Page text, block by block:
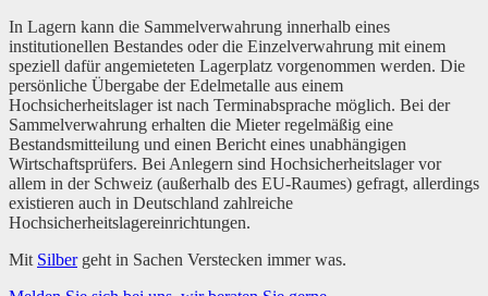
In Lagern kann die Sammelverwahrung innerhalb eines
institutionellen Bestandes oder die Einzelverwahrung mit einem
speziell dafür angemieteten Lagerplatz vorgenommen werden. Die
persönliche Übergabe der Edelmetalle aus einem
Hochsicherheitslager ist nach Terminabsprache möglich. Bei der
Sammelverwahrung erhalten die Mieter regelmäßig eine
Bestandsmitteilung und einen Bericht eines unabhängigen
Wirtschaftsprüfers. Bei Anlegern sind Hochsicherheitslager vor
allem in der Schweiz (außerhalb des EU-Raumes) gefragt, allerdings
existieren auch in Deutschland zahlreiche
Hochsicherheitslagereinrichtungen.
Mit Silbergeht in Sachen Verstecken immer was.